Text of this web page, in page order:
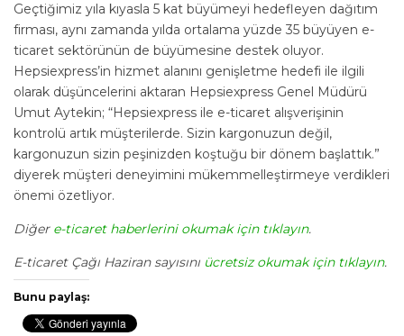
Geçtiğimiz yıla kıyasla 5 kat büyümeyi hedefleyen dağıtım
firması, aynı zamanda yılda ortalama yüzde 35 büyüyen e-
ticaret sektörünün de büyümesine destek oluyor.
Hepsiexpress’in hizmet alanını genişletme hedefi ile ilgili
olarak düşüncelerini aktaran Hepsiexpress Genel Müdürü
Umut Aytekin; “Hepsiexpress ile e-ticaret alışverişinin
kontrolü artık müşterilerde. Sizin kargonuzun değil,
kargonuzun sizin peşinizden koştuğu bir dönem başlattık.”
diyerek müşteri deneyimini mükemmelleştirmeye verdikleri
önemi özetliyor.
Diğer e-ticaret haberlerini okumak için tıklayın.
E-ticaret Çağı Haziran sayısını ücretsiz okumak için tıklayın.
Bunu paylaş: